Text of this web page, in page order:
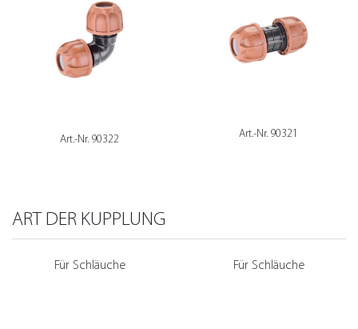
Art.-Nr. 90322 Art.-Nr. 90321
ART DER KUPPLUNG
Für Schläuche Für Schläuche